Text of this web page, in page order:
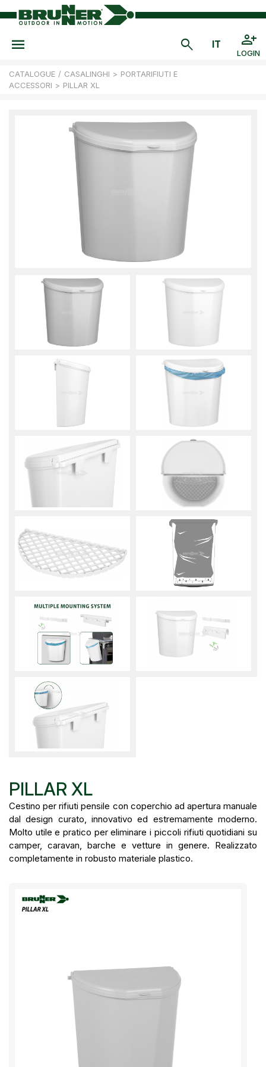
LOGIN
CATALOGUE / CASALINGHI > PORTARIFIUTI E
ACCESSORI > PILLAR XL
PILLAR XL
Cestino per rifiuti pensile con coperchio ad apertura manuale
dal design curato, innovativo ed estremamente moderno.
Molto utile e pratico per eliminare i piccoli rifiuti quotidiani su
camper, caravan, barche e vetture in genere. Realizzato
completamente in robusto materiale plastico.